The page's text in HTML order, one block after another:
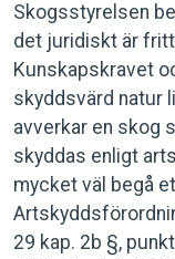
Skogsstyrelsen
det juridiskt är
Kunskapskravet
skyddsvärd natur
avverkar en skog
skyddas enligt
mycket väl begå
29 kap. 2b §,